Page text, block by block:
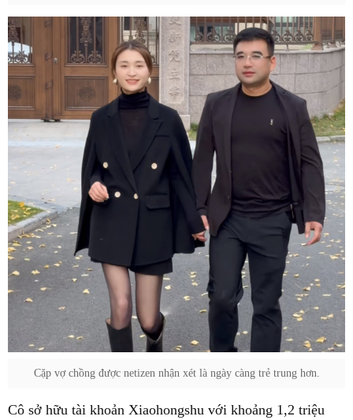
Cặp vợ chồng được netizen nhận xét là ngày càng trẻ trung hơn.
Cô sở hữu tài khoản Xiaohongshu với khoảng 1,2 triệu